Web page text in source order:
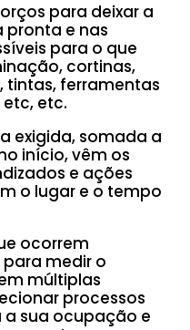
para deixar a
pronta e nas
para o que
cortinas,
tintas, ferramentas
etc.
exigida, somada a
início, vêm os
e ações
o lugar e o tempo
ocorrem
medir o
múltiplas
processos
sua ocupação e